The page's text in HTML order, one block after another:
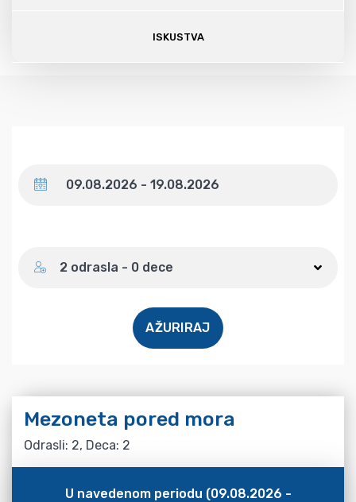
ISKUSTVA
2 odrasla - 0 dece
AŽURIRAJ
Mezoneta pored mora
Odrasli: 2, Deca: 2
U navedenom periodu (09.08.2026 -